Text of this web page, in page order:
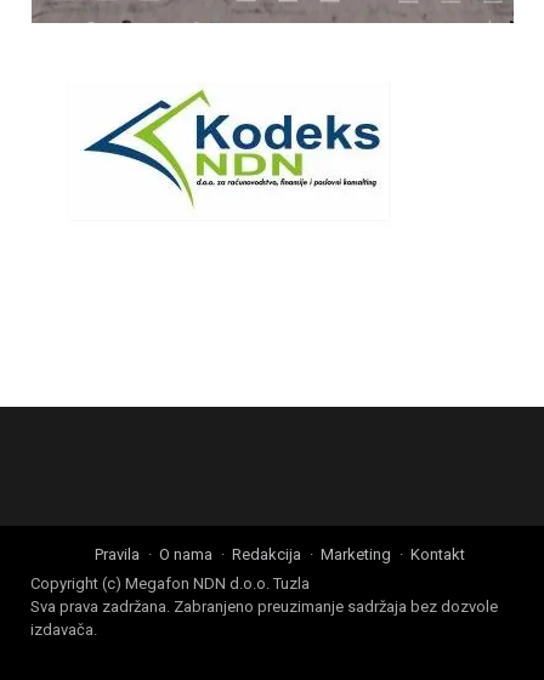
Pravila O nama Redakcija Marketing
Kontakt
Copyright (c) Megafon NDN d.o.o. Tuzla
Sva prava zadržana. Zabranjeno preuzimanje sadržaja bez dozvole
izdavača.